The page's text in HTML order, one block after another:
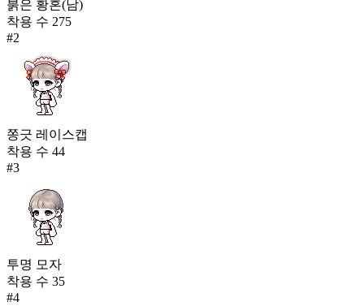
붉은 황혼(남)
착용 수 275
#2
쫑긋 레이스캡
착용 수 44
#3
투명 모자
착용 수 35
#4